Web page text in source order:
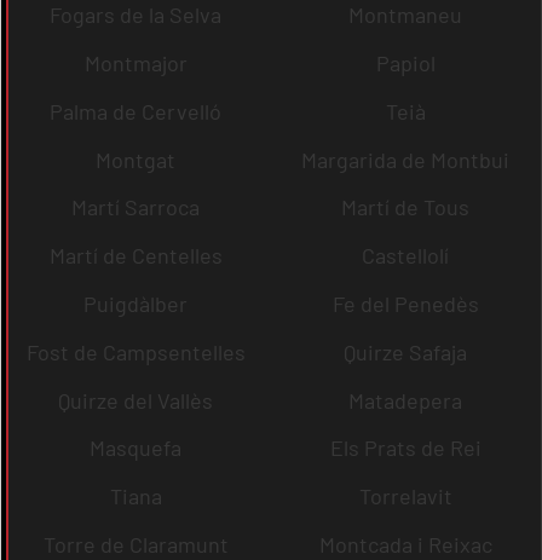
Fogars de la Selva
Montmaneu
Montmajor
Papiol
Palma de Cervelló
Teià
Montgat
Margarida de Montbui
Martí Sarroca
Martí de Tous
Martí de Centelles
Castellolí
Puigdàlber
Fe del Penedès
Fost de Campsentelles
Quirze Safaja
Quirze del Vallès
Matadepera
Masquefa
Els Prats de Rei
Tiana
Torrelavit
Torre de Claramunt
Montcada i Reixac